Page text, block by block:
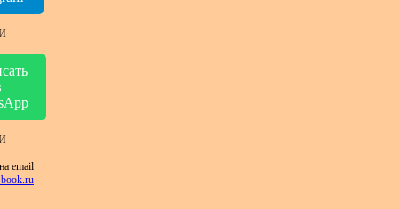
email